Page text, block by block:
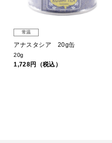
常温
アナスタシア 20g缶
20g
1,728円（税込）